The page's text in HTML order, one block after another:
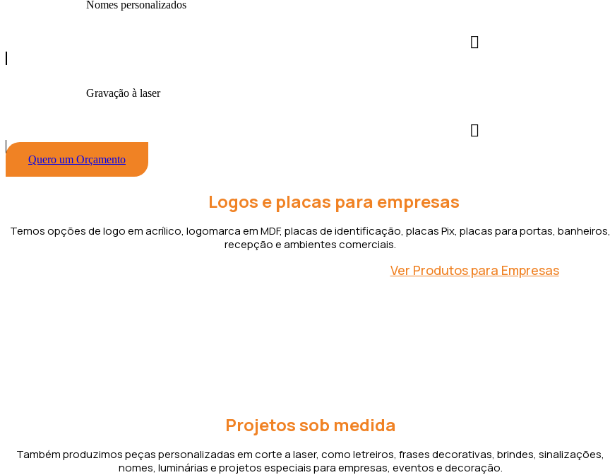
Nomes personalizados
Gravação à laser
Quero um Orçamento
Logos e placas para empresas
Temos opções de logo em acrílico, logomarca em MDF, placas de identificação, placas Pix, placas para portas, banheiros,
recepção e ambientes comerciais.
Ver Produtos para Empresas
Projetos sob medida
Também produzimos peças personalizadas em corte a laser, como letreiros, frases decorativas, brindes, sinalizações,
nomes, luminárias e projetos especiais para empresas, eventos e decoração.